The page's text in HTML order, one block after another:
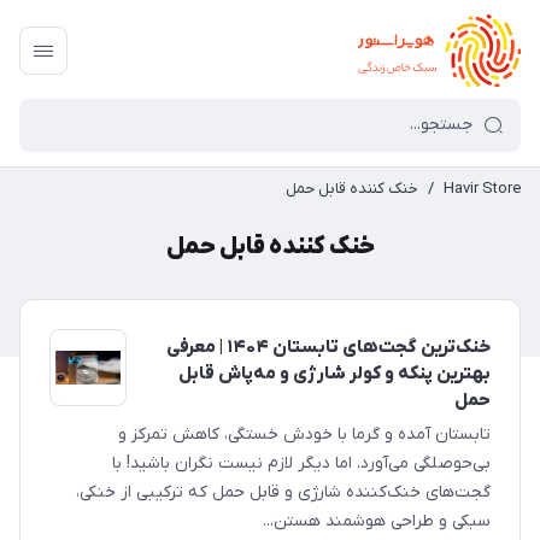
Havir Store
/ خنک کننده قابل حمل
خنک کننده قابل حمل
خنک‌ترین گجت‌های تابستان ۱۴۰۴ | معرفی
بهترین پنکه‌ و کولر شارژی و مه‌پاش قابل
حمل
تابستان آمده و گرما با خودش خستگی، کاهش تمرکز و
بی‌حوصلگی می‌آورد. اما دیگر لازم نیست نگران باشید! با
گجت‌های خنک‌کننده شارژی و قابل حمل که ترکیبی از خنکی،
سبکی و طراحی هوشمند هستن...